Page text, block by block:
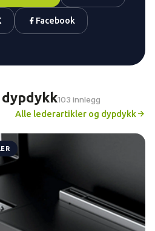
Facebook
103 innlegg
Alle lederartikler og dypdykk